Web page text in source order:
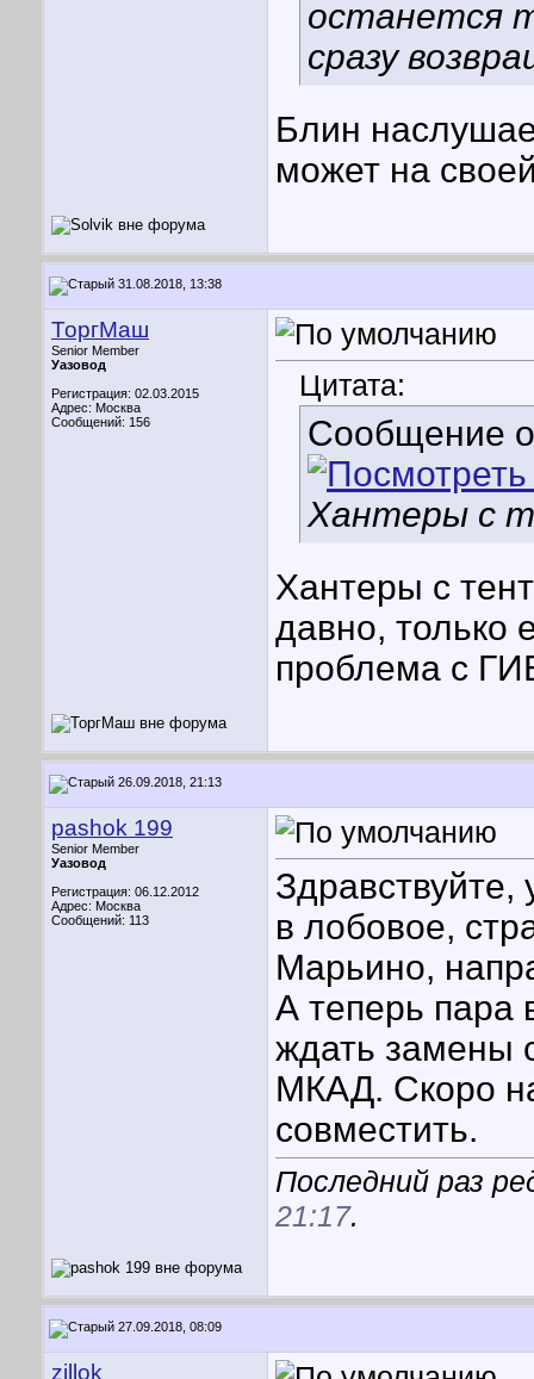
останется
сразу
Блин
может на
31.08.2018, 13:38
ТоргМаш
Senior Member
Уазовод
Регистрация: 02.03.2015
Адрес: Москва
Сообщений: 156
Цитата:
Сообщение
Хантеры с
Хантеры с
давно, только
проблема с
26.09.2018, 21:13
pashok 199
Senior Member
Уазовод
Регистрация: 06.12.2012
Адрес: Москва
Сообщений: 113
в лобовое,
Марьино,
А теперь пара
ждать замены
МКАД. Скоро
совместить.
Последний раз
21:17.
27.09.2018, 08:09
zillok